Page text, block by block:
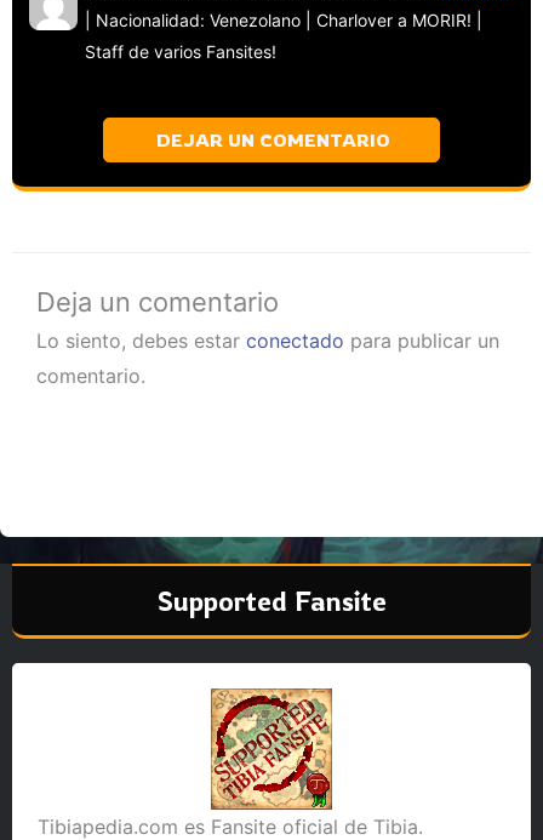
| Nacionalidad: Venezolano | Charlover a MORIR! |
Staff de varios Fansites!
DEJAR UN COMENTARIO
Deja un comentario
Lo siento, debes estar conectado para publicar un
comentario.
Supported Fansite
Tibiapedia.com es Fansite oficial de Tibia.